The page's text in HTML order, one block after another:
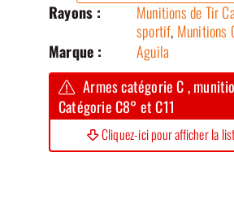
Rayons : Munitions de Tir
sportif, Munitions
Marque :
Aguila
Armes catégorie C ,
Catégorie C8° et C11
Cliquez-ici pour afficher la